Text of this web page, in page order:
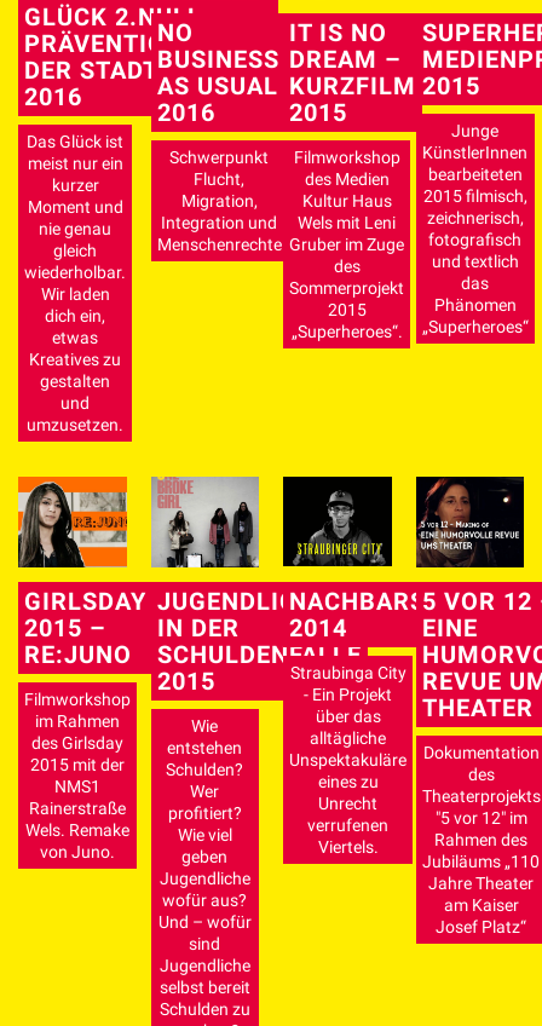
GLÜCK 2.NULL –
PRÄVENTIONSPREIS
DER STADT WELS
2016
Das Glück ist
meist nur ein
kurzer
Moment und
nie genau
gleich
wiederholbar.
Wir laden
dich ein,
etwas
Kreatives zu
gestalten
und
umzusetzen.
NO
BUSINESS
AS USUAL
2016
Schwerpunkt
Flucht,
Migration,
Integration und
Menschenrechte
IT IS NO
DREAM –
KURZFILM
2015
Filmworkshop
des Medien
Kultur Haus
Wels mit Leni
Gruber im Zuge
des
Sommerprojekt
2015
„Superheroes“.
2015
Junge
KünstlerInnen
bearbeiteten
2015 filmisch,
zeichnerisch,
fotografisch
und textlich
das
Phänomen
„Superheroes“
GIRLSDAY
2015 –
RE:JUNO
Filmworkshop
im Rahmen
des Girlsday
2015 mit der
NMS1
Rainerstraße
Wels. Remake
von Juno.
JUGENDLICHE
IN DER
SCHULDENFALLE
2015
Wie
entstehen
Schulden?
Wer
profitiert?
Wie viel
geben
Jugendliche
wofür aus?
Und – wofür
sind
Jugendliche
selbst bereit
Schulden zu
NACHBARSCHAFT
2014
Straubinga City
- Ein Projekt
über das
alltägliche
Unspektakuläre
eines zu
Unrecht
verrufenen
Viertels.
5 VOR 12
EINE
REVUE
THEATER
Dokumentation
des
Theaterprojekts
"5 vor 12" im
Rahmen des
Jubiläums „110
Jahre Theater
am Kaiser
Josef Platz“